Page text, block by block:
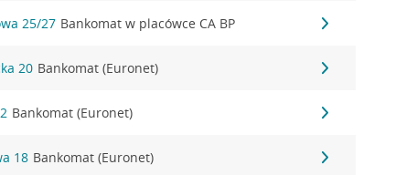
25/27 Bankomat w placówce CA BP
20 Bankomat (Euronet)
Bankomat (Euronet)
18 Bankomat (Euronet)